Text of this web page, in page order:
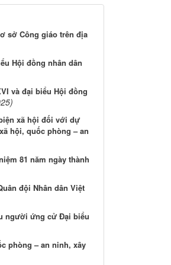
sở Công giáo trên địa
Hội đồng nhân dân
và đại biểu Hội đồng
xã hội đối với dự
hội, quốc phòng – an
81 năm ngày thành
đội Nhân dân Việt
người ứng cử Đại biểu
phòng – an ninh, xây